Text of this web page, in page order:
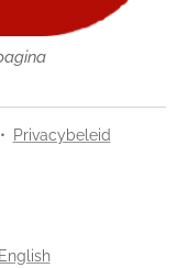
Privacybeleid
English